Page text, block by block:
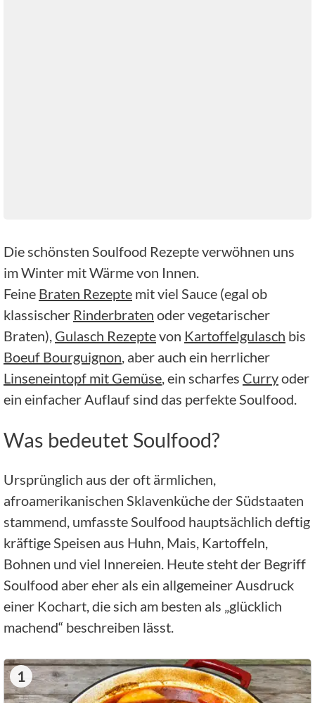
Die schönsten Soulfood Rezepte verwöhnen uns
im Winter mit Wärme von Innen.
Feine Braten Rezepte mit viel Sauce (egal ob
klassischer Rinderbraten oder vegetarischer
Braten), Gulasch Rezeptevon Kartoffelgulasch bis
Boeuf Bourguignon, aber auch ein herrlicher
Linseneintopf mit Gemüse, ein scharfes Curryoder
ein einfacher Auflauf sind das perfekte Soulfood.
Was bedeutet Soulfood?
Ursprünglich aus der oft ärmlichen,
afroamerikanischen Sklavenküche der Südstaaten
stammend, umfasste Soulfood hauptsächlich deftig
kräftige Speisen aus Huhn, Mais, Kartoffeln,
Bohnen und viel Innereien. Heute steht der Begriff
Soulfood aber eher als ein allgemeiner Ausdruck
einer Kochart, die sich am besten als „glücklich
machend“ beschreiben lässt.
1